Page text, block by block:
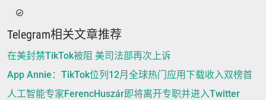
Telegram相关文章推荐
在美封禁TikTok被阻 美司法部再次上诉
App Annie：TikTok位列12月全球热门应用下载收入双榜首
人工智能专家FerencHuszár即将离开专职并进入Twitter